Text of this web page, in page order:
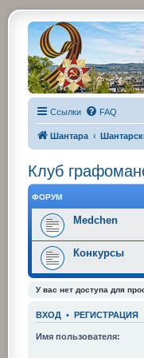
Ссылки FAQ
Шантара
Клуб
ФОРУМ
Medchen
Конкурсы
У вас нет доступа для
ВХОД • РЕГИСТРАЦИЯ
Имя пользователя: